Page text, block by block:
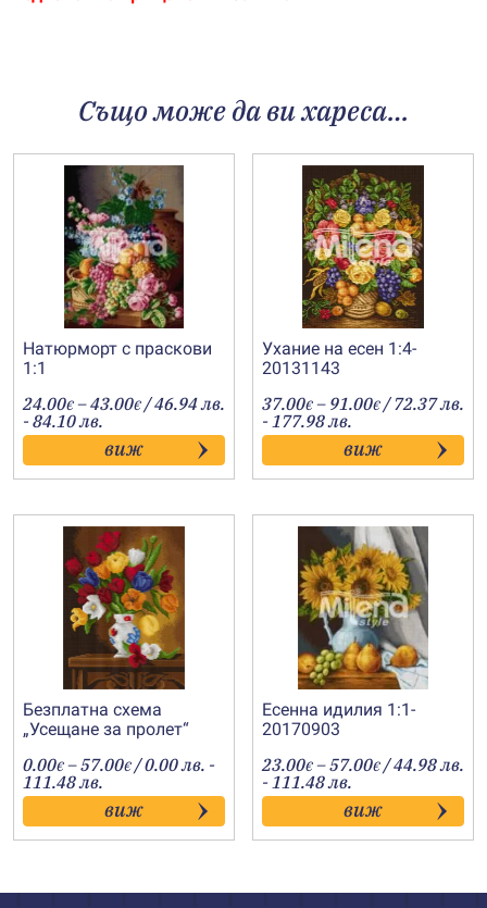
Също може да ви хареса…
Натюрморт с праскови
1:1
24.00€ –43.00€Price
range:
24.00€
through
43.00€
/ 46.94 лв.
- 84.10 лв.
виж
Ухание на есен 1:4-
20131143
37.00€ – 91.00€Price
range:
37.00€
through
91.00€
/ 72.37 лв.
- 177.98 лв.
виж
Безплатна схема
„Усещане за пролет“
0.00€ –57.00€Price
range:
0.00€
through
57.00€
/ 0.00 лв. -
111.48 лв.
виж
Есенна идилия 1:1-
20170903
23.00€ –57.00€Price
range:
23.00€
through
57.00€
/ 44.98 лв.
- 111.48 лв.
виж